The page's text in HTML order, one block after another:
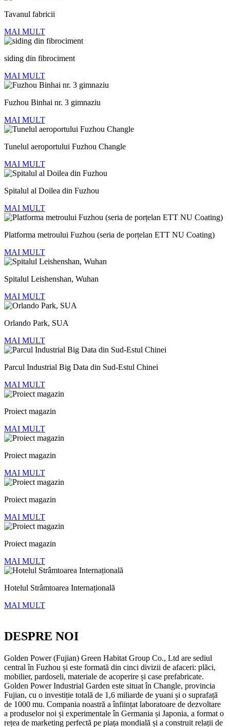
Tavanul fabricii
MAI MULT
siding din fibrociment
MAI MULT
Fuzhou Binhai nr. 3 gimnaziu
MAI MULT
Tunelul aeroportului Fuzhou Changle
MAI MULT
Spitalul al Doilea din Fuzhou
MAI MULT
Platforma metroului Fuzhou (seria de porțelan ETT NU Coating)
MAI MULT
Spitalul Leishenshan, Wuhan
MAI MULT
Orlando Park, SUA
MAI MULT
Parcul Industrial Big Data din Sud-Estul Chinei
MAI MULT
Proiect magazin
MAI MULT
Proiect magazin
MAI MULT
Proiect magazin
MAI MULT
Proiect magazin
MAI MULT
Hotelul Strâmtoarea Internațională
MAI MULT
DESPRE NOI
Golden Power (Fujian) Green Habitat Group Co., Ltd are sediul
central în Fuzhou și este formată din cinci divizii de afaceri: plăci,
mobilier, pardoseli, materiale de acoperire și case prefabricate.
Golden Power Industrial Garden este situat în Changle, provincia
Fujian, cu o investiție totală de 1,6 miliarde de yuani și o suprafață
de 1000 mu. Compania noastră a înființat laboratoare de dezvoltare
a produselor noi și experimentale în Germania și Japonia, a format o
rețea de marketing perfectă pe piața mondială și a construit relații de